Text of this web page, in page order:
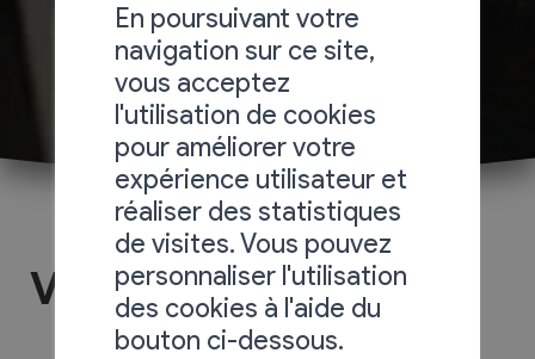
Valelectric SA
En poursuivant votre
navigation sur ce site,
vous acceptez
l'utilisation de cookies
pour améliorer votre
expérience utilisateur et
réaliser des statistiques
de visites. Vous pouvez
personnaliser l'utilisation
des cookies à l'aide du
bouton ci-dessous.